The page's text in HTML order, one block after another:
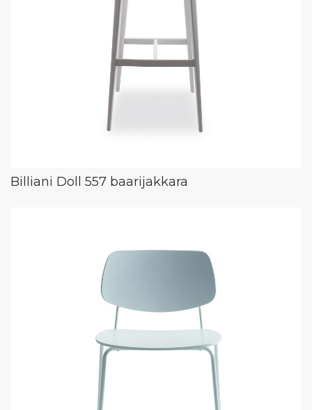
Billiani Doll 557 baarijakkara